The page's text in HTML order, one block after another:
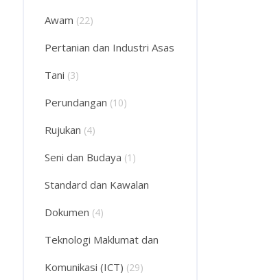
Awam (22)
Pertanian dan Industri Asas
Tani (3)
Perundangan (10)
Rujukan (4)
Seni dan Budaya (1)
Standard dan Kawalan
Dokumen (4)
Teknologi Maklumat dan
Komunikasi (ICT) (29)